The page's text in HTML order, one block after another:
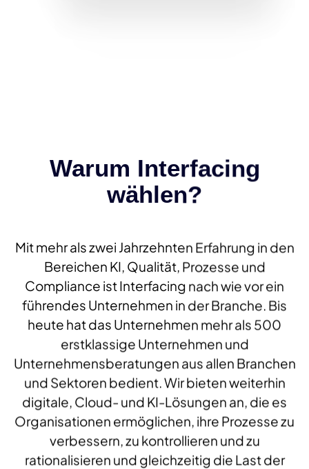
Warum Interfacing
wählen?
Mit mehr als zwei Jahrzehnten Erfahrung in den
Bereichen KI, Qualität, Prozesse und
Compliance ist Interfacing nach wie vor ein
führendes Unternehmen in der Branche. Bis
heute hat das Unternehmen mehr als 500
erstklassige Unternehmen und
Unternehmensberatungen aus allen Branchen
und Sektoren bedient. Wir bieten weiterhin
digitale, Cloud- und KI-Lösungen an, die es
Organisationen ermöglichen, ihre Prozesse zu
verbessern, zu kontrollieren und zu
rationalisieren und gleichzeitig die Last der